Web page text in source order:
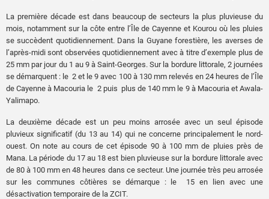
La première décade est dans beaucoup de secteurs la plus pluvieuse du
mois, notamment sur la côte entre l’Île de Cayenne et Kourou où les pluies
se succèdent quotidiennement. Dans la Guyane forestière, les averses de
l’après-midi sont observées quotidiennement avec à titre d’exemple plus de
25 mm par jour du 1 au 9 à Saint-Georges. Sur la bordure littorale, 2 journées
se démarquent : le 2 et le 9 avec 100 à 130 mm relevés en 24 heures de l’Île
de Cayenne à Macouria le 2 puis plus de 140 mm le 9 à Macouria et Awala-
Yalimapo.
La deuxième décade est un peu moins arrosée avec un seul épisode
pluvieux significatif (du 13 au 14) qui ne concerne principalement le nord-
ouest. On note au cours de cet épisode 90 à 100 mm de pluies près de
Mana. La période du 17 au 18 est bien pluvieuse sur la bordure littorale avec
de 80 à 100 mm en 48 heures dans ce secteur. Une journée très peu arrosée
sur les communes côtières se démarque : le 15 en lien avec une
désactivation temporaire de la ZCIT.